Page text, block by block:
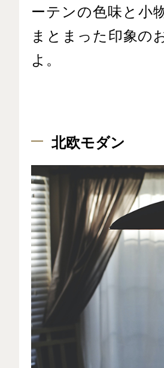
ーテンの色味と小
まとまった印象の
よ。
北欧モダン